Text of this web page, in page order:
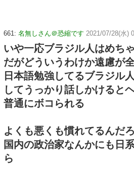
661: 名無しさん＠恐縮です 2021/07/28(水)
いや一応ブラジル人はめち
だがどういうわけか遠慮が
日本語勉強してるブラジル
してうっかり話しかけると
普通にボコられる
よくも悪くも慣れてるんだ
国内の政治家なんかにも日
ら